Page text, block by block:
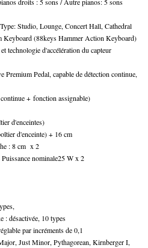
droits : 5 sons / Autre pianos: 5 sons
Studio, Lounge, Concert Hall, Cathedral
(88keys Hammer Action Keyboard)
technologie d'accélération du capteur
Premium Pedal, capable de détection continue,
+ fonction assignable)
d'enceintes)
d'enceinte) + 16 cm
: 8 cm x 2
nominale25 W x 2
: désactivée, 10 types
par incréments de 0,1
Just Minor, Pythagorean, Kirnberger I,